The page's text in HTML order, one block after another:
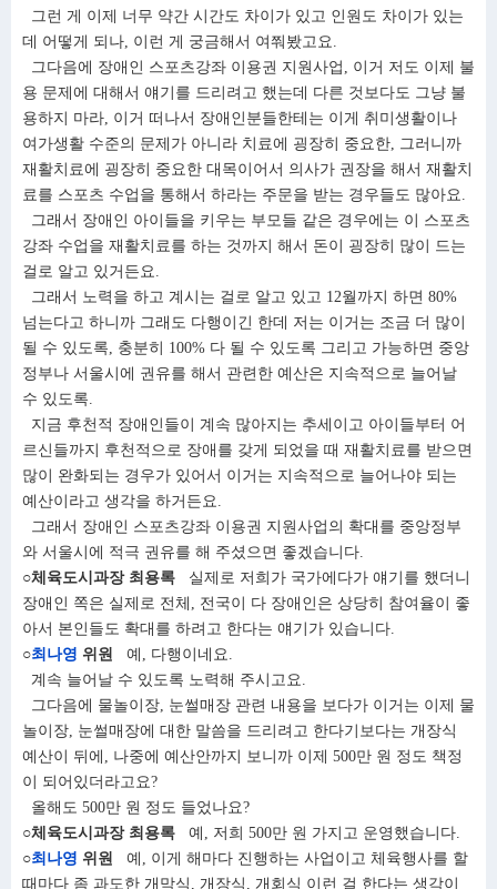
그런 게 이제 너무 약간 시간도 차이가 있고 인원도 차이가 있는
데 어떻게 되나, 이런 게 궁금해서 여쭤봤고요.
그다음에 장애인 스포츠강좌 이용권 지원사업, 이거 저도 이제 불
용 문제에 대해서 얘기를 드리려고 했는데 다른 것보다도 그냥 불
용하지 마라, 이거 떠나서 장애인분들한테는 이게 취미생활이나
여가생활 수준의 문제가 아니라 치료에 굉장히 중요한, 그러니까
재활치료에 굉장히 중요한 대목이어서 의사가 권장을 해서 재활치
료를 스포츠 수업을 통해서 하라는 주문을 받는 경우들도 많아요.
그래서 장애인 아이들을 키우는 부모들 같은 경우에는 이 스포츠
강좌 수업을 재활치료를 하는 것까지 해서 돈이 굉장히 많이 드는
걸로 알고 있거든요.
그래서 노력을 하고 계시는 걸로 알고 있고 12월까지 하면 80%
넘는다고 하니까 그래도 다행이긴 한데 저는 이거는 조금 더 많이
될 수 있도록, 충분히 100% 다 될 수 있도록 그리고 가능하면 중앙
정부나 서울시에 권유를 해서 관련한 예산은 지속적으로 늘어날
수 있도록.
지금 후천적 장애인들이 계속 많아지는 추세이고 아이들부터 어
르신들까지 후천적으로 장애를 갖게 되었을 때 재활치료를 받으면
많이 완화되는 경우가 있어서 이거는 지속적으로 늘어나야 되는
예산이라고 생각을 하거든요.
그래서 장애인 스포츠강좌 이용권 지원사업의 확대를 중앙정부
와 서울시에 적극 권유를 해 주셨으면 좋겠습니다.
○체육도시과장 최용록 실제로 저희가 국가에다가 얘기를 했더니
장애인 쪽은 실제로 전체, 전국이 다 장애인은 상당히 참여율이 좋
아서 본인들도 확대를 하려고 한다는 얘기가 있습니다.
○최나영 위원
예, 다행이네요.
계속 늘어날 수 있도록 노력해 주시고요.
그다음에 물놀이장, 눈썰매장 관련 내용을 보다가 이거는 이제 물
놀이장, 눈썰매장에 대한 말씀을 드리려고 한다기보다는 개장식
예산이 뒤에, 나중에 예산안까지 보니까 이제 500만 원 정도 책정
이 되어있더라고요?
올해도 500만 원 정도 들었나요?
○체육도시과장 최용록 예, 저희 500만 원 가지고 운영했습니다.
○최나영 위원
예, 이게 해마다 진행하는 사업이고 체육행사를 할
때마다 좀 과도한 개막식, 개장식, 개회식 이런 걸 한다는 생각이